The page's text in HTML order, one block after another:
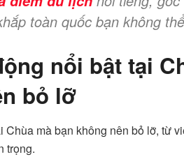
toàn quốc bạn không
nổi bật tại
bỏ lỡ
Chùa mà bạn không nên bỏ lỡ, từ
trọng.